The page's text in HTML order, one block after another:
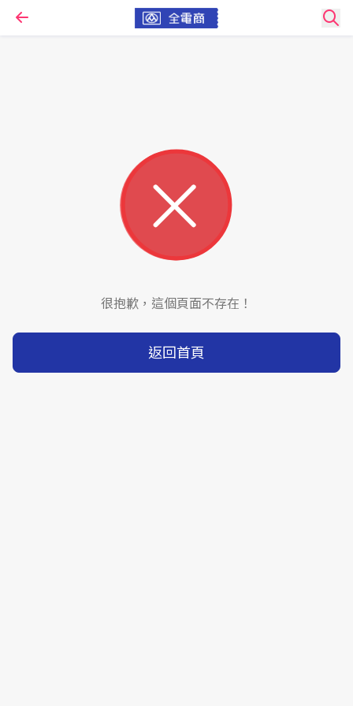
很抱歉，這個頁面不存在！
返回首頁